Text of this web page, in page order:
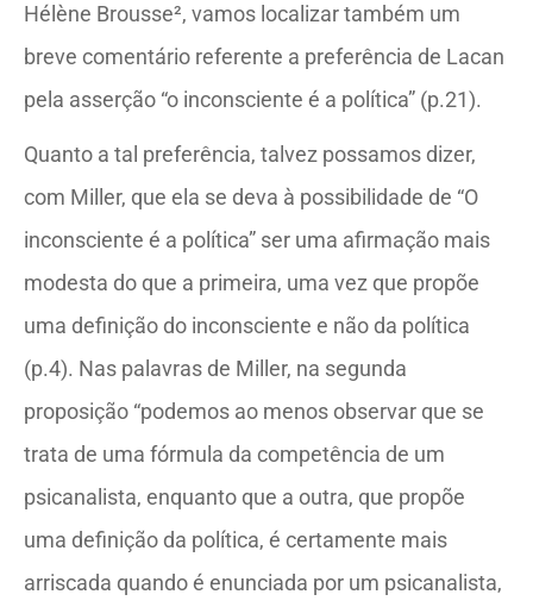
Hélène Brousse², vamos localizar também um
breve comentário referente a preferência de Lacan
pela asserção “o inconsciente é a política” (p.21).
Quanto a tal preferência, talvez possamos dizer,
com Miller, que ela se deva à possibilidade de “O
inconsciente é a política” ser uma afirmação mais
modesta do que a primeira, uma vez que propõe
uma definição do inconsciente e não da política
(p.4). Nas palavras de Miller, na segunda
proposição “podemos ao menos observar que se
trata de uma fórmula da competência de um
psicanalista, enquanto que a outra, que propõe
uma definição da política, é certamente mais
arriscada quando é enunciada por um psicanalista,